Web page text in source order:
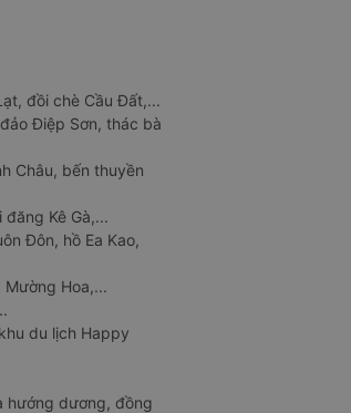
đồi chè Cầu Đất,...
Điệp Sơn, thác bà
Châu, bến thuyền
Kê Gà,...
Đôn, hồ Ea Kao,
Hoa,...
du lịch Happy
hướng dương, đồng